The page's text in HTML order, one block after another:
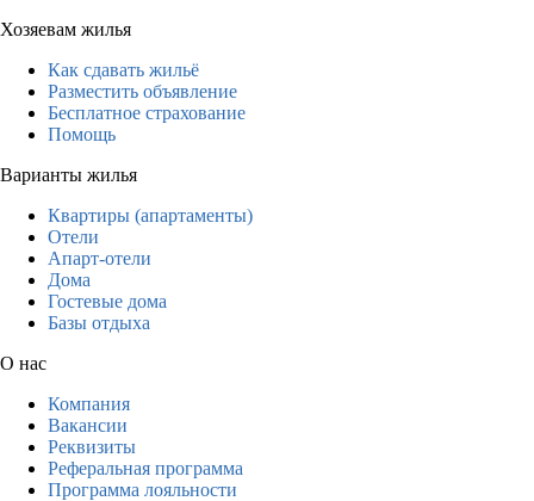
Хозяевам жилья
Как сдавать жильё
Разместить объявление
Бесплатное страхование
Помощь
Варианты жилья
Квартиры (апартаменты)
Отели
Апарт-отели
Дома
Гостевые дома
Базы отдыха
О нас
Компания
Вакансии
Реквизиты
Реферальная программа
Программа лояльности